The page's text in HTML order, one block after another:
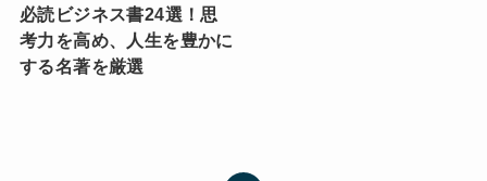
必読ビジネス書24選！思
考力を高め、人生を豊かに
する名著を厳選